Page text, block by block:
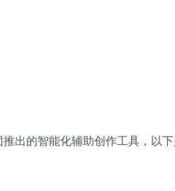
出的智能化辅助创作工具，以下